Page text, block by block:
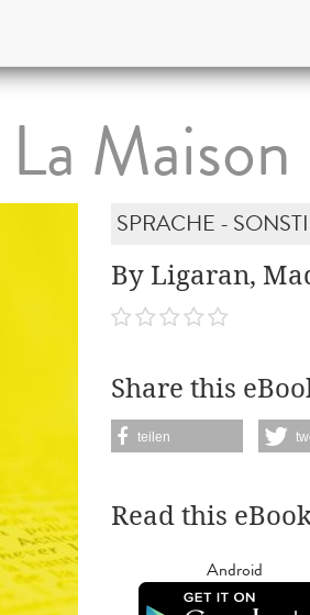
La
SPRACHE -
By Ligaran,
Share this
teilen
Read this
Android